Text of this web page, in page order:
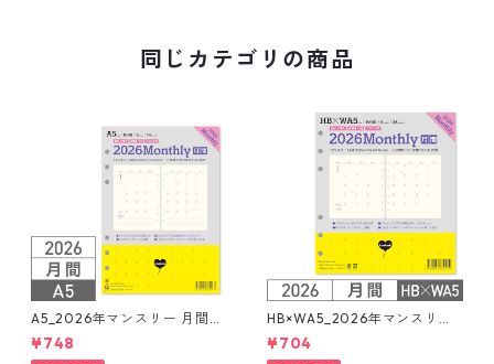
同じカテゴリの商品
A5_2026年マンスリー 月間ブ
ロック + LOVEドット罫 シス
テム手帳リフィル
¥748
HB×WA5_2026年マンスリー
月間ブロック+LOVEドット罫
システム手帳リフィル
¥704